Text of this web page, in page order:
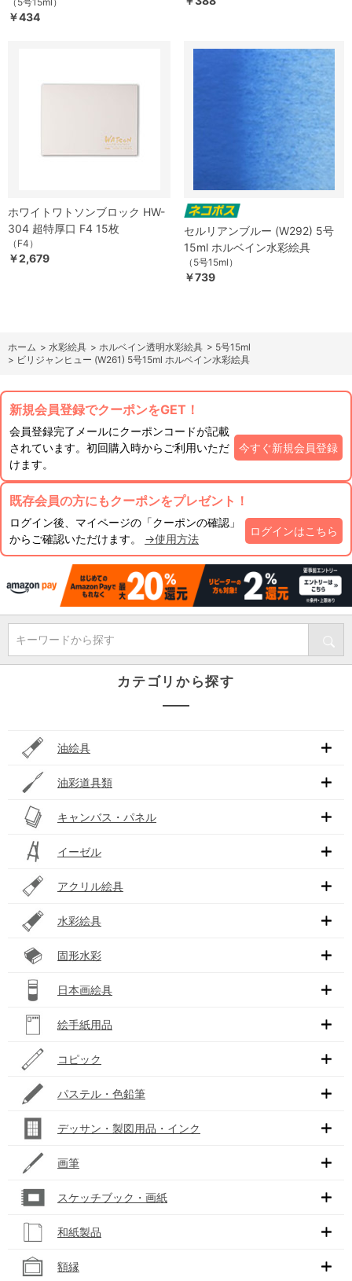
￥434
ホワイトワトソンブロック HW-
304 超特厚口 F4 15枚
（F4）
￥2,679
セルリアンブルー (W292) 5号
15ml ホルベイン水彩絵具
（5号15ml）
￥739
ホーム > 水彩絵具 > ホルベイン透明水彩絵具 > 5号15ml
> ビリジャンヒュー (W261) 5号15ml ホルベイン水彩絵具
新規会員登録でクーポンをGET！
会員登録完了メールにクーポンコードが記載
されています。初回購入時からご利用いただ
けます。
今すぐ新規会員登録
既存会員の方にもクーポンをプレゼント！
ログイン後、マイページの「クーポンの確認」
からご確認いただけます。 →使用方法
ログインはこちら
キーワードから探す
カテゴリから探す
油絵具
油彩道具類
キャンバス・パネル
イーゼル
アクリル絵具
水彩絵具
固形水彩
日本画絵具
絵手紙用品
コピック
パステル・色鉛筆
デッサン・製図用品・インク
画筆
スケッチブック・画紙
和紙製品
額縁